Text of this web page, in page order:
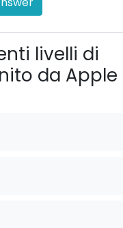
livelli di
da Apple